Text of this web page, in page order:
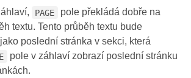
PAGE
pole překládá dobře na
textu. Tento průběh textu bude
poslední stránka v sekci, která
pole v záhlaví zobrazí poslední stránku